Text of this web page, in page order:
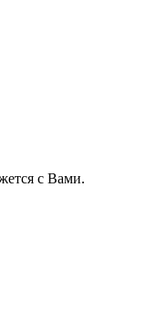
с Вами.